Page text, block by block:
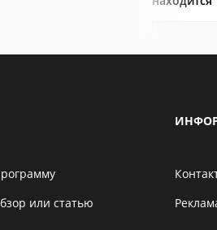
или статью